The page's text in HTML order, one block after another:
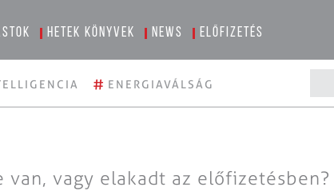
Hetek könyvek News Előfizetés
# ENERGIAVÁLSÁG
van, vagy elakadt az előfizetésben?